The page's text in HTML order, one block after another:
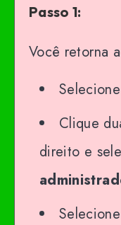
Passo 1:
Você retorna
Clique
direito e